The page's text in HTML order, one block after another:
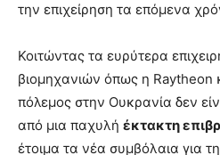
την επιχείρηση τα επόμενα
Κοιτώντας τα ευρύτερα
βιομηχανιών όπως η Raytheon
πόλεμος στην Ουκρανία δεν
από μια παχυλή έκτακτη
έτοιμα τα νέα συμβόλαια για